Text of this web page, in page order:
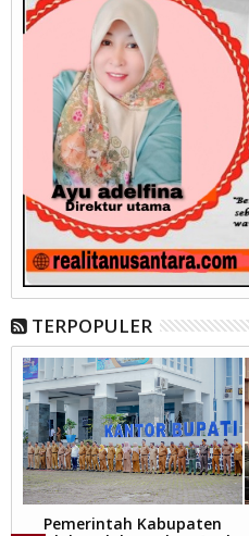
TERPOPULER
Pemerintah Kabupaten